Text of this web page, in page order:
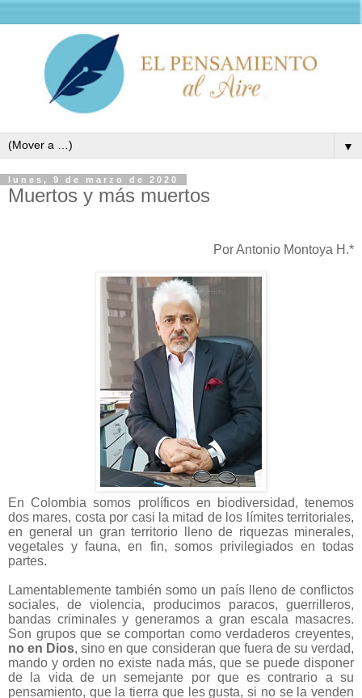
▼
lunes, 9 de marzo de 2020
Muertos y más muertos
Por Antonio Montoya H.*
En Colombia somos prolíficos en biodiversidad, tenemos
dos mares, costa por casi la mitad de los límites territoriales,
en general un gran territorio lleno de riquezas minerales,
vegetales y fauna, en fin, somos privilegiados en todas
partes.
Lamentablemente también somo un país lleno de conflictos
sociales, de violencia, producimos paracos, guerrilleros,
bandas criminales y generamos a gran escala masacres.
Son grupos que se comportan como verdaderos creyentes,
no en Dios, sino en que consideran que fuera de su verdad,
mando y orden no existe nada más, que se puede disponer
de la vida de un semejante por que es contrario a su
pensamiento, que la tierra que les gusta, si no se la venden